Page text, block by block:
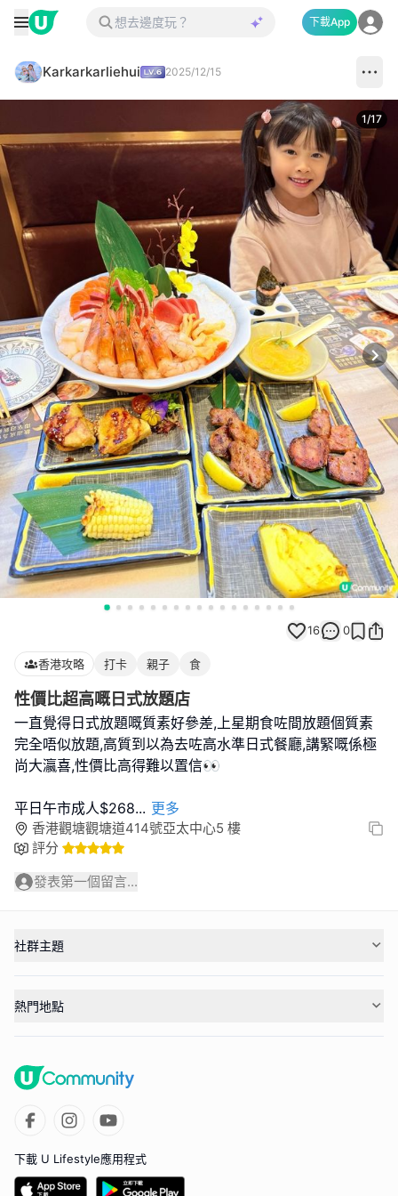
下載App
Karkarkarliehui 2025/12/15
1/17
16 0
香港攻略 打卡 親子 食
性價比超高嘅日式放題店
一直覺得日式放題嘅質素好參差,上星期食咗間放題個質素
完全唔似放題,高質到以為去咗高水準日式餐廳,講緊嘅係極
尚大瀛喜,性價比高得難以置信👀
平日午市成人$268... 更多
香港觀塘觀塘道414號亞太中心5 樓
評分
發表第一個留言...
社群主題
熱門地點
下載 U Lifestyle應用程式